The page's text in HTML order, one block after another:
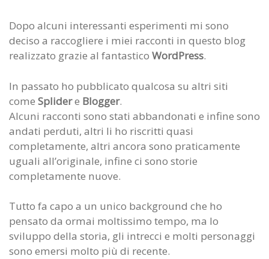
Dopo alcuni interessanti esperimenti mi sono
deciso a raccogliere i miei racconti in questo blog
realizzato grazie al fantastico WordPress.
In passato ho pubblicato qualcosa su altri siti
come Splidere Blogger.
Alcuni racconti sono stati abbandonati e infine sono
andati perduti, altri li ho riscritti quasi
completamente, altri ancora sono praticamente
uguali all’originale, infine ci sono storie
completamente nuove.
Tutto fa capo a un unico background che ho
pensato da ormai moltissimo tempo, ma lo
sviluppo della storia, gli intrecci e molti personaggi
sono emersi molto più di recente.